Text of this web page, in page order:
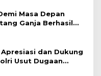
Masa Depan
Ganja Berhasil
Habema
Apresiasi dan Dukung
Usut Dugaan